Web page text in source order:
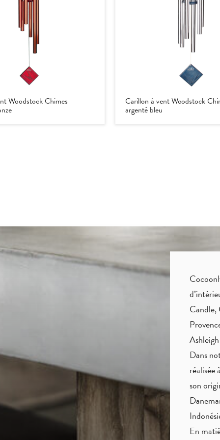
Woodstock Chimes Carillon à vent Woodstock
argenté bleu
Candle,
Dans
réalisée
son
En